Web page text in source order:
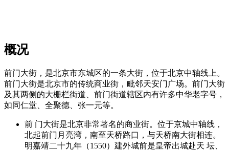
概况
前门大街，是北京市东城区的一条大街，位于北京中轴线上。
前门大街是北京市的传统商业街，毗邻天安门广场。前门大街
及其两侧的大栅栏街道、前门街道辖区内有许多中华老字号，
如同仁堂、全聚德、张一元等。
前 门大街是北京非常著名的商业街。位于京城中轴线，
北起前门月亮湾，南至天桥路口，与天桥南大街相连。
明嘉靖二十九年（1550）建外城前是皇帝出城赴天 坛、